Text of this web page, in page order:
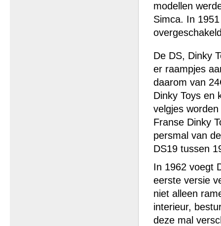
modellen
Simca. In
De DS, Dinky
er raampjes
daarom van
Dinky Toys en
velgjes
Franse Dinky
persmal van
DS19 tussen
In 1962 voegt
eerste versie
niet alleen
interieur,
deze mal